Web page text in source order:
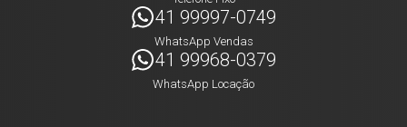
41 99997-0749
WhatsApp Vendas
41 99968-0379
WhatsApp Locação